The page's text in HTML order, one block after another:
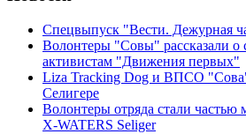
Спецвыпуск "Вести. Дежурная
Волонтеры "Совы" рассказали о
активистам "Движения первых"
Liza Tracking Dog и ВПСО "Сова"
Селигере
Волонтеры отряда стали частью
X-WATERS Seliger